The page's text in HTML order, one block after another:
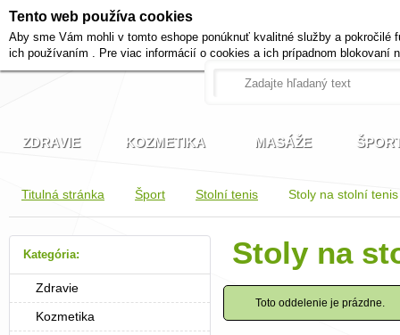
Titulná stránka Šport Stolní tenis Stoly na stolní tenis
Stoly na
Toto oddelenie je prázdne.
Kategória:
Zdravie
Kozmetika
Pracovné dni od 9 do 17 hodin
ZDRAVIE KOZMETIKA MASÁŽE
Tento web používa cookies
Aby sme Vám mohli v tomto eshope ponúknuť kvalitné služby a
ich používaním . Pre viac informácií o cookies a ich prípadnom blokovaní